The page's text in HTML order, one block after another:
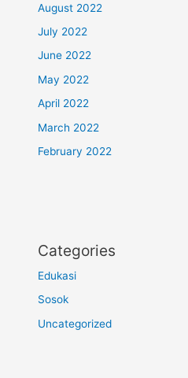
August 2022
July 2022
June 2022
May 2022
April 2022
March 2022
February 2022
Categories
Edukasi
Sosok
Uncategorized